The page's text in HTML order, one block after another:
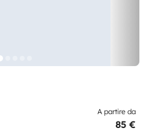
A partire da
85 €